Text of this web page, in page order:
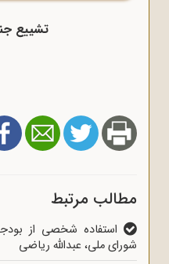
تشییع
مطالب مرتبط
استفاده شخصی از
شورای ملی، عبدالله ریاضی